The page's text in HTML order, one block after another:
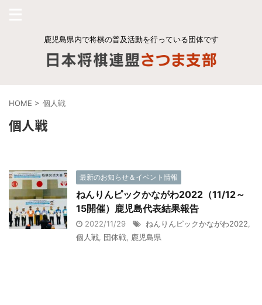
鹿児島県内で将棋の普及活動を行っている団体です
HOME > 個人戦
個人戦
最新のお知らせ＆イベント情報
ねんりんピックかながわ2022（11/12～
15開催）鹿児島代表結果報告
2022/11/29 ねんりんピックかながわ2022
個人戦 団体戦 鹿児島県